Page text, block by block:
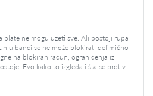
plate ne mogu uzeti sve. Ali postoji rupa
u banci se ne može blokirati delimično
na blokiran račun, ograničenja iz
Evo kako to izgleda i šta se protiv